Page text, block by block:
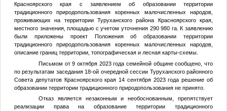
Красноярского края с заявлением об образовании территории
традиционного природопользования коренных малочисленных народов,
проживающих на территории Туруханского района Красноярского края,
местного значения, площадью с учетом уточнения 290 980 га. К заявлению
были приложены проект Положения об образовании территории
традиционного природопользования коренных малочисленных народов,
описание границ территории, топографическая и лесная карты-схемы.
Письмом от 9 октября 2023 года семейной общине сообщено, что
по результатам заседания 18-ой очередной сессии Туруханского районного
Совета депутатов Красноярского края 14 сентября 2023 года решение об
образовании территории традиционного природопользования не принято.
Отказ является незаконным и необоснованным, препятствует
реализации права на образование территории традиционного